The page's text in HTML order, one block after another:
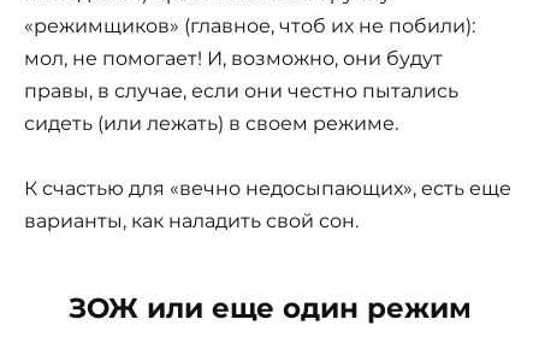
«режимщиков» (главное, чтоб их не побили):
мол, не помогает! И, возможно, они будут
правы, в случае, если они честно пытались
сидеть (или лежать) в своем режиме.
К счастью для «вечно недосыпающих», есть еще
варианты, как наладить свой сон.
ЗОЖ или еще один режим